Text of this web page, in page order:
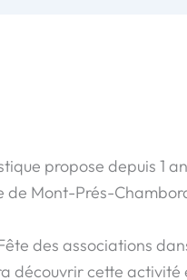
propose depuis 1
de Mont-Prés-
des associations
découvrir cette activité